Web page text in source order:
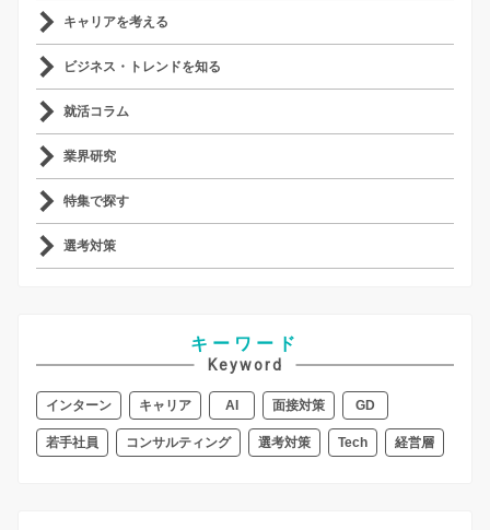
キャリアを考える
ビジネス・トレンドを知る
就活コラム
業界研究
特集で探す
選考対策
キーワード
Keyword
インターン キャリア AI 面接対策 GD
若手社員 コンサルティング 選考対策 Tech 経営層